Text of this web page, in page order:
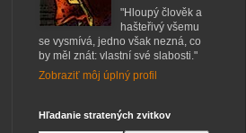
"Hloupý člověk a
hašteřivý všemu
se vysmívá, jedno však nezná, co
by měl znát: vlastní své slabosti."
Zobraziť môj úplný profil
Hľadanie stratených zvitkov